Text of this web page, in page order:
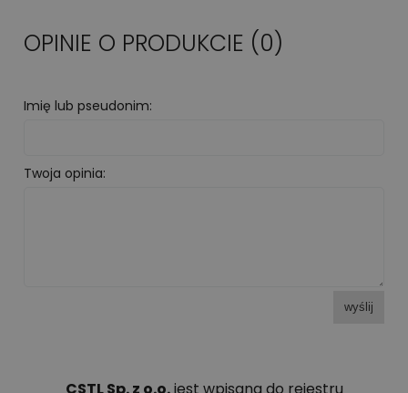
OPINIE O PRODUKCIE (0)
Imię lub pseudonim:
Twoja opinia:
wyślij
CSTL Sp. z o.o.jest wpisana do rejestru